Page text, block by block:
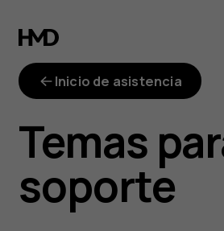
¿Por
qué
mi
teléfono
se
Inicio de asistencia
Temas
soporte